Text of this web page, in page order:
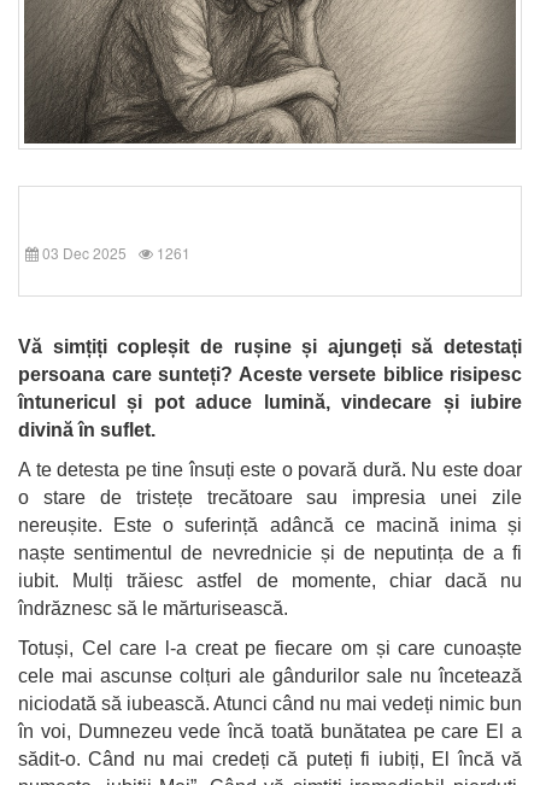
03 Dec 2025 1261
Vă simțiți copleșit de rușine și ajungeți să detestați
persoana care sunteți? Aceste versete biblice risipesc
întunericul și pot aduce lumină, vindecare și iubire
divină în suflet.
A te detesta pe tine însuți este o povară dură. Nu este doar
o stare de tristețe trecătoare sau impresia unei zile
nereușite. Este o suferință adâncă ce macină inima și
naște sentimentul de nevrednicie și de neputința de a fi
iubit. Mulți trăiesc astfel de momente, chiar dacă nu
îndrăznesc să le mărturisească.
Totuși, Cel care l-a creat pe fiecare om și care cunoaște
cele mai ascunse colțuri ale gândurilor sale nu încetează
niciodată să iubească. Atunci când nu mai vedeți nimic bun
în voi, Dumnezeu vede încă toată bunătatea pe care El a
sădit-o. Când nu mai credeți că puteți fi iubiți, El încă vă